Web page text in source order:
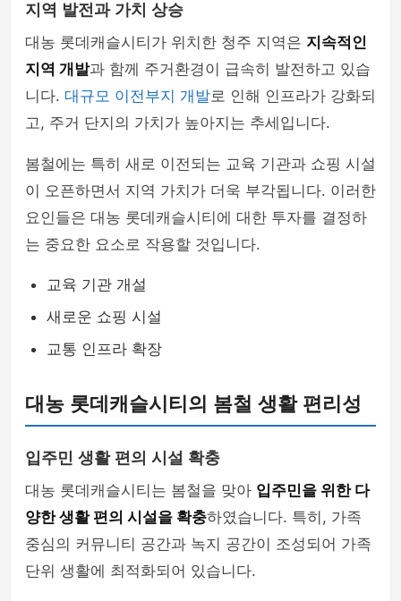
지역 발전과 가치 상승
대농 롯데캐슬시티가 위치한 청주 지역은 지속적인
지역 개발과 함께 주거환경이 급속히 발전하고 있습
니다. 대규모 이전부지 개발로 인해 인프라가 강화되
고, 주거 단지의 가치가 높아지는 추세입니다.
봄철에는 특히 새로 이전되는 교육 기관과 쇼핑 시설
이 오픈하면서 지역 가치가 더욱 부각됩니다. 이러한
요인들은 대농 롯데캐슬시티에 대한 투자를 결정하
는 중요한 요소로 작용할 것입니다.
교육 기관 개설
새로운 쇼핑 시설
교통 인프라 확장
대농 롯데캐슬시티의 봄철 생활 편리성
입주민 생활 편의 시설 확충
대농 롯데캐슬시티는 봄철을 맞아 입주민을 위한 다
양한 생활 편의 시설을 확충하였습니다. 특히, 가족
중심의 커뮤니티 공간과 녹지 공간이 조성되어 가족
단위 생활에 최적화되어 있습니다.